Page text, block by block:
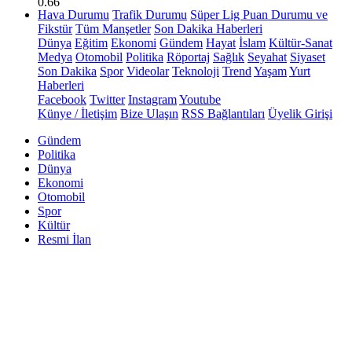
Hava Durumu Trafik Durumu Süper Lig Puan Durumu ve
Fikstür Tüm Manşetler Son Dakika Haberleri
Dünya Eğitim Ekonomi Gündem Hayat İslam Kültür-Sanat
Medya Otomobil Politika Röportaj Sağlık Seyahat Siyaset
Son Dakika Spor Videolar Teknoloji Trend YaşamYurt
Haberleri
Facebook Twitter InstagramYoutube
Künye / İletişim Bize Ulaşın RSS Bağlantıları Üyelik Girişi
Gündem
Politika
Dünya
Ekonomi
Otomobil
Spor
Kültür
Resmi İlan